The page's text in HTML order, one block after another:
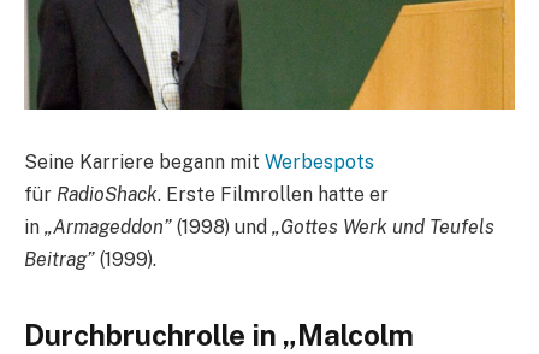
Seine Karriere begann mit Werbespots
für RadioShack. Erste Filmrollen hatte er
in „Armageddon” (1998) und „Gottes Werk und Teufels
Beitrag” (1999).
Durchbruchrolle in „Malcolm